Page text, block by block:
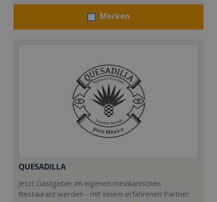
Merken
QUESADILLA
Jetzt Gastgeber im eigenen mexikanischen
Restaurant werden - mit einem erfahrenen Partner